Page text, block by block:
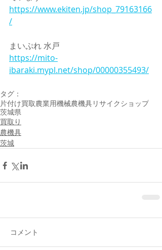
https://www.ekiten.jp/shop_79163166
/
まいぷれ 水戸
https://mito-
ibaraki.mypl.net/shop/00000355493/
タグ：
片付け買取農業用機械農機具リサイクショップ
茨城県
買取り
農機具
茨城
コメント